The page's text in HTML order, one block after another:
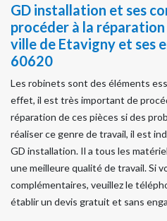
GD installation et ses
procéder à la
ville de Etavigny et ses
60620
Les robinets sont des éléments
effet, il est très important de
réparation de ces pièces si des
réaliser ce genre de travail, il est
GD installation. Il a tous les
une meilleure qualité de travail. Si
complémentaires, veuillez le
établir un devis gratuit et sans